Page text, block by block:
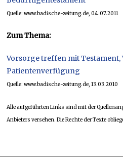
Quelle: www.badische-zeitung.de, 04.07.2011
Zum Thema:
Vorsorge treffen mit
Patientenverfügung
Quelle: www.badische-zeitung.de, 13.03.2010
Alle aufgeführten Links sind mit der
Anbieters versehen. Die Rechte der Texte